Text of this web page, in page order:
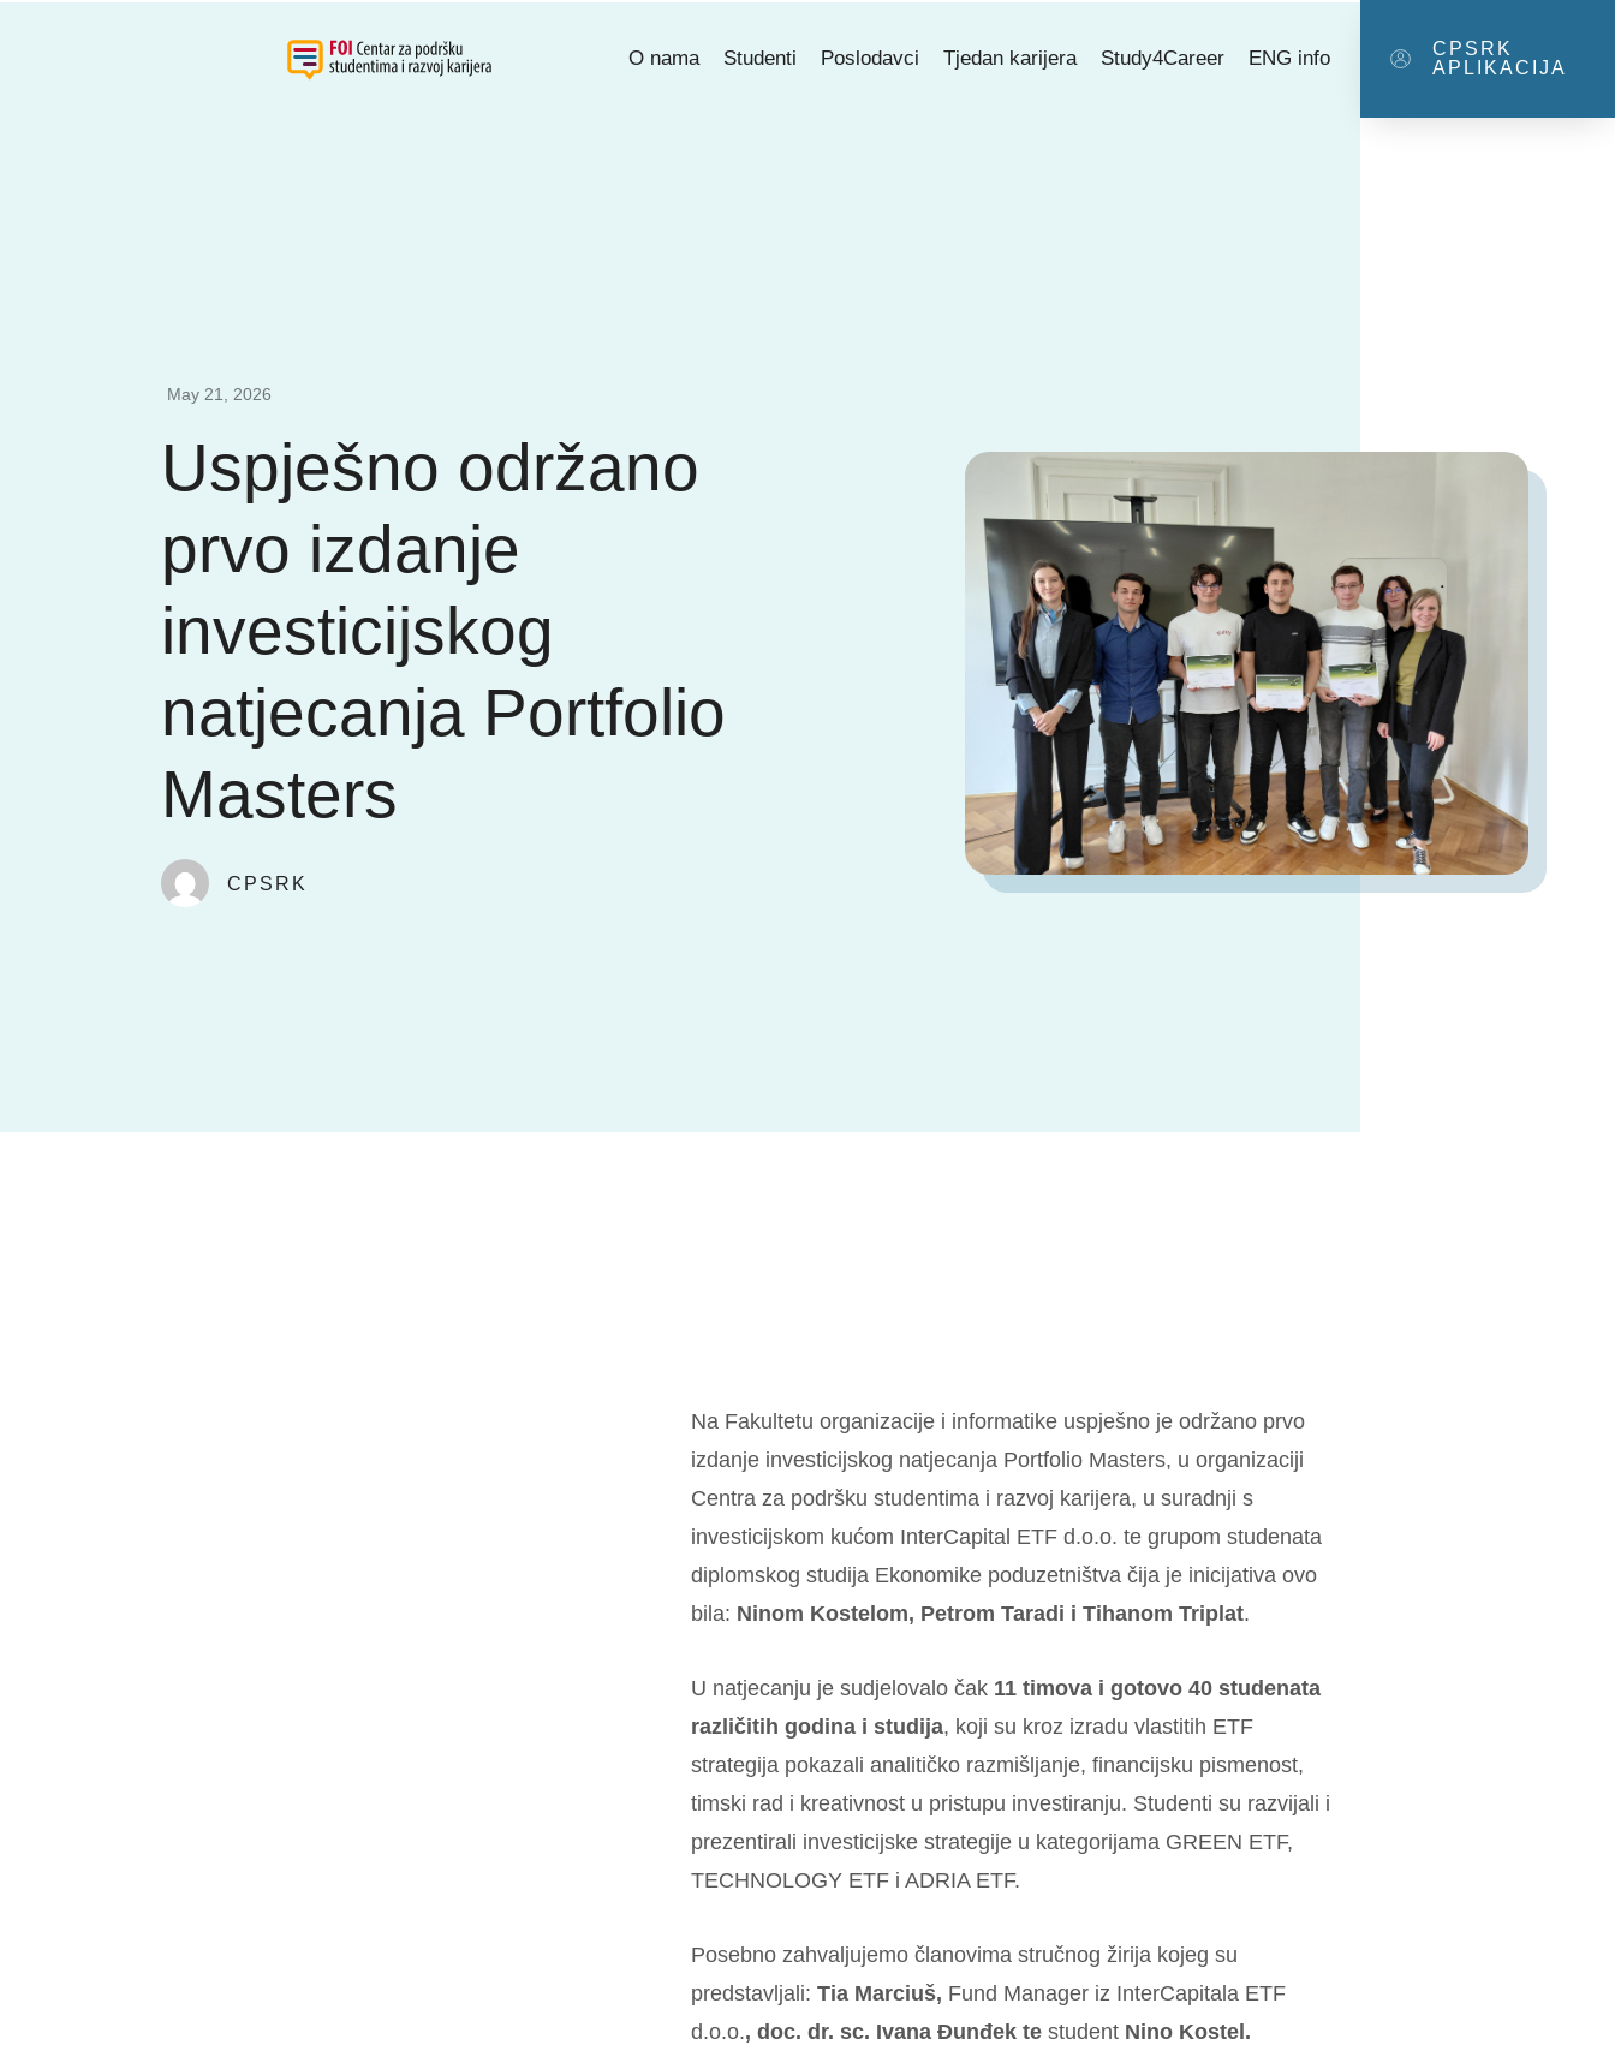
O nama Studenti Poslodavci Tjedan karijera Study4Career ENG info
CPSRK
APLIKACIJA
May 21, 2026
Uspješno održano
prvo izdanje
investicijskog
natjecanja Portfolio
Masters
CPSRK
Na Fakultetu organizacije i informatike uspješno je održano prvo
izdanje investicijskog natjecanja Portfolio Masters, u organizaciji
Centra za podršku studentima i razvoj karijera, u suradnji s
investicijskom kućom InterCapital ETF d.o.o. te grupom studenata
diplomskog studija Ekonomike poduzetništva čija je inicijativa ovo
bila: Ninom Kostelom, Petrom Taradi i Tihanom Triplat.
U natjecanju je sudjelovalo čak 11 timova i gotovo 40 studenata
različitih godina i studija, koji su kroz izradu vlastitih ETF
strategija pokazali analitičko razmišljanje, financijsku pismenost,
timski rad i kreativnost u pristupu investiranju. Studenti su razvijali i
prezentirali investicijske strategije u kategorijama GREEN ETF,
TECHNOLOGY ETF i ADRIA ETF.
Posebno zahvaljujemo članovima stručnog žirija kojeg su
predstavljali:Tia Marciuš, Fund Manager iz InterCapitala ETF
d.o.o., doc. dr. sc. Ivana Đunđek testudent Nino Kostel.